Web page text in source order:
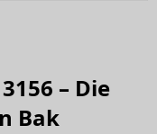
– Die
Bak